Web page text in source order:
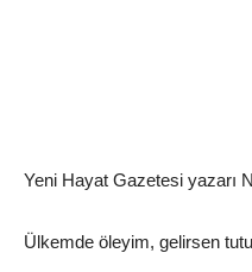
Yeni Hayat Gazetesi yazarı
Ülkemde öleyim, gelirsen